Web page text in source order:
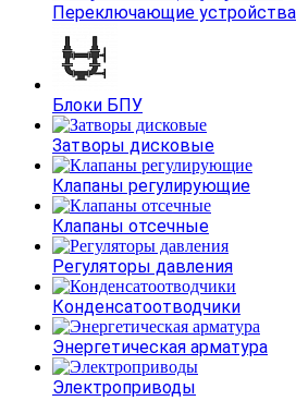
Переключающие устройства
Блоки БПУ
Затворы дисковые
Клапаны регулирующие
Клапаны отсечные
Регуляторы давления
Конденсатоотводчики
Энергетическая арматура
Электроприводы